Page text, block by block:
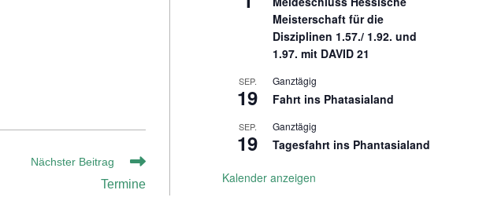
Nächster Beitrag
Termine
Meisterschaft für die
Disziplinen 1.57./ 1.92. und
1.97. mit DAVID 21
SEP.
19
Ganztägig
Fahrt ins Phatasialand
SEP.
19
Ganztägig
Tagesfahrt ins Phantasialand
Kalender anzeigen